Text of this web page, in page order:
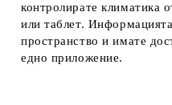
контролирате климатика
или таблет.
пространство и имате
едно приложение.